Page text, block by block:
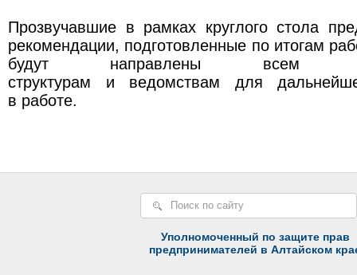
Прозвучавшие в рамках круглого стола
рекомендации, подготовленные по итогам
будут направлены всем
структурам и ведомствам для
в работе.
Уполномоченный по защите прав
предпринимателей в Алтайском